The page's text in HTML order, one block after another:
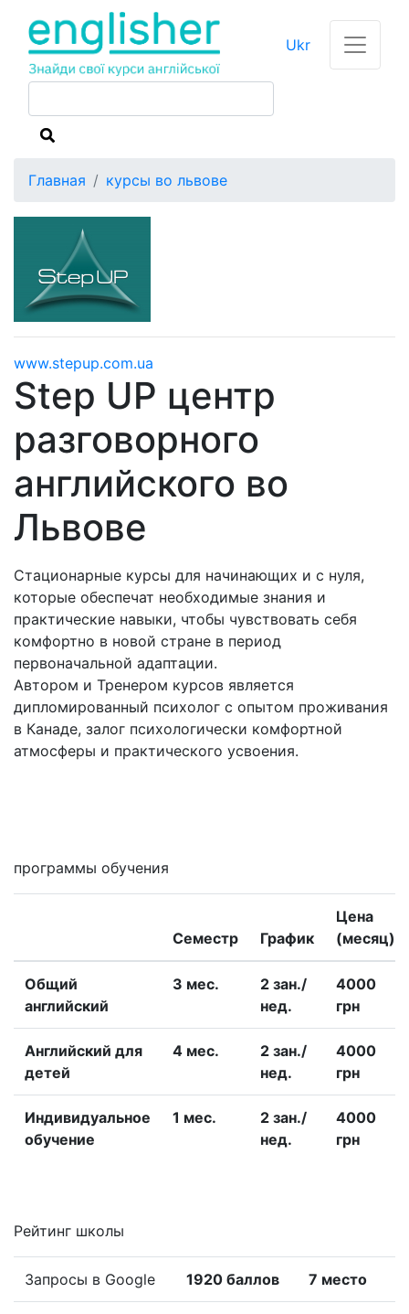
Ukr
Главная курсы во львове
www.stepup.com.ua
Step UP центр
разговорного
английского во
Львове
Стационарные курсы для начинающих и с нуля,
которые обеспечат необходимые знания и
практические навыки, чтобы чувствовать себя
комфортно в новой стране в период
первоначальной адаптации.
Автором и Тренером курсов является
дипломированный психолог с опытом проживания
в Канаде, залог психологически комфортной
атмосферы и практического усвоения.
программы обучения
Семестр График
Цена
(месяц)
Общий
английский
3 меc.
2 зан./
нед.
4000
грн
Английский для
детей
4 меc.
2 зан./
нед.
4000
грн
Индивидуальное
обучение
1 меc.
2 зан./
нед.
4000
грн
Рейтинг школы
Запросы в Google 1920 баллов 7 место